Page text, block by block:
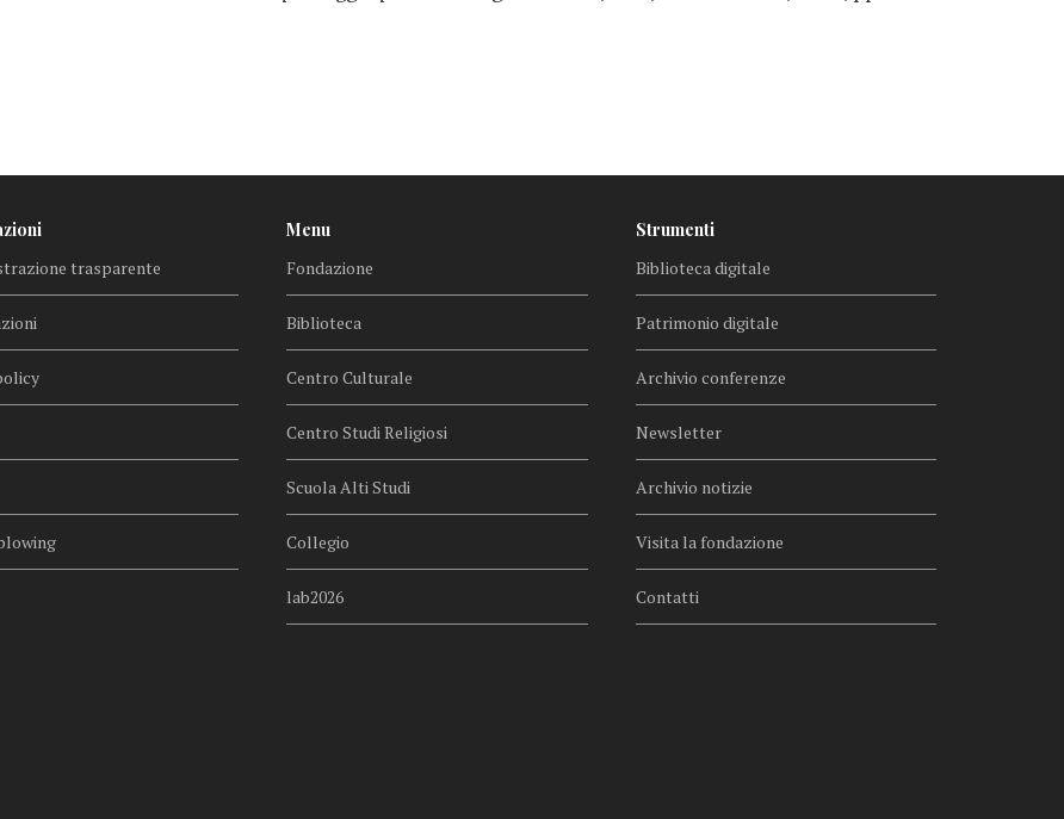
trasparente
Menu
Fondazione
Biblioteca
Centro Culturale
Centro Studi Religiosi
Scuola Alti Studi
Collegio
lab2026
Strumenti
Biblioteca digitale
Patrimonio digitale
Archivio conferenze
Newsletter
Archivio notizie
Visita la fondazione
Contatti